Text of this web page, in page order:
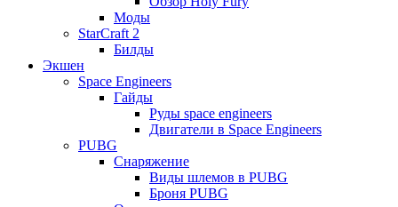
Моды
StarCraft 2
Билды
Экшен
Space Engineers
Гайды
Руды space engineers
Двигатели в Space Engineers
PUBG
Снаряжение
Виды шлемов в PUBG
Броня PUBG